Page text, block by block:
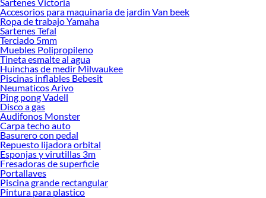
Accesorios para maquinaria de jardin Van beek
Ropa de trabajo Yamaha
Sartenes Tefal
Terciado 5mm
Muebles Polipropileno
Tineta esmalte al agua
Huinchas de medir Milwaukee
Piscinas inflables Bebesit
Neumaticos Arivo
Ping pong Vadell
Disco a gas
Audifonos Monster
Carpa techo auto
Basurero con pedal
Repuesto lijadora orbital
Esponjas y virutillas 3m
Fresadoras de superficie
Portallaves
Piscina grande rectangular
Pintura para plastico